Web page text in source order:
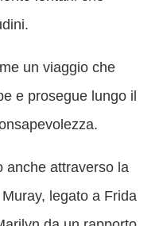
un viaggio che
e prosegue lungo il
anche attraverso la
legato a Frida